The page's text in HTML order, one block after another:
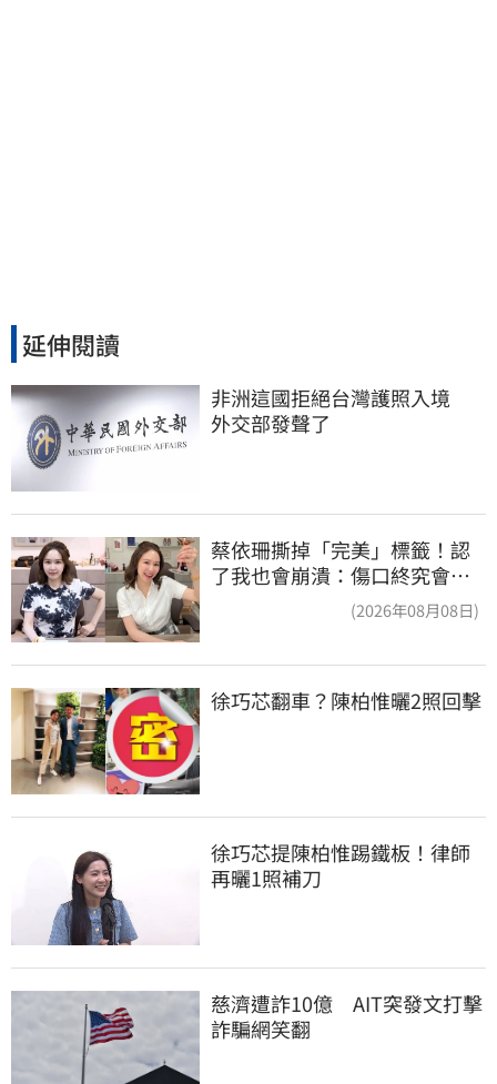
延伸閱讀
非洲這國拒絕台灣護照入境
外交部發聲了
蔡依珊撕掉「完美」標籤！認
了我也會崩潰：傷口終究會癒
(2026年08月08日)
徐巧芯翻車？陳柏惟曬2照回擊
徐巧芯提陳柏惟踢鐵板！律師
再曬1照補刀
慈濟遭詐10億　AIT突發文打擊
詐騙網笑翻